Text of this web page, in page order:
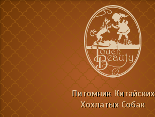
Питомник Китайских
Хохлатых Собак